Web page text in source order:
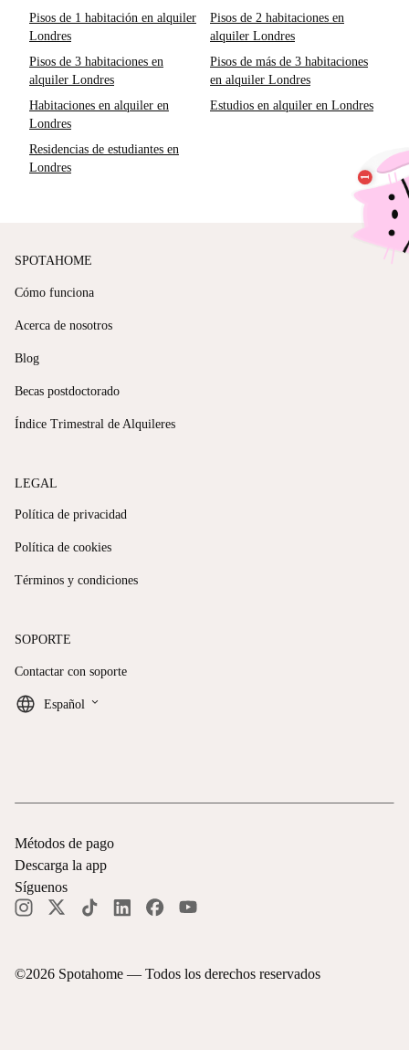
Pisos de 1 habitación en alquiler
Londres
Pisos de 2 habitaciones en
alquiler Londres
Pisos de 3 habitaciones en
alquiler Londres
Pisos de más de 3 habitaciones
en alquiler Londres
Habitaciones en alquiler en
Londres
Estudios en alquiler en Londres
Residencias de estudiantes en
Londres
SPOTAHOME
Cómo funciona
Acerca de nosotros
Blog
Becas postdoctorado
Índice Trimestral de Alquileres
LEGAL
Política de privacidad
Política de cookies
Términos y condiciones
SOPORTE
Contactar con soporte
Español keyboard_arrow_down
©2026 Spotahome — Todos los derechos reservados
Métodos de pago
Descarga la app
Síguenos